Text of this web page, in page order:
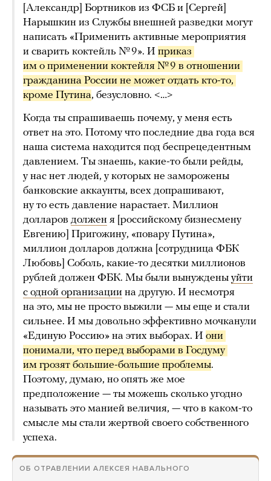
[Александр] Бортников из ФСБ и [Сергей]
Нарышкин из Службы внешней разведки могут
написать «Применить активные мероприятия
и сварить коктейль № 9». И приказ
им о применении коктейля № 9 в отношении
гражданина России не может отдать кто-то,
кроме Путина, безусловно. <…>
Когда ты спрашиваешь почему, у меня есть
ответ на это. Потому что последние два года вся
наша система находится под беспрецедентным
давлением. Ты знаешь, какие-то были рейды,
у нас нет людей, у которых не заморожены
банковские аккаунты, всех допрашивают,
ну то есть давление нарастает. Миллион
долларов должен я [российскому бизнесмену
Евгению] Пригожину, «повару Путина»,
миллион долларов должна [сотрудница ФБК
Любовь] Соболь, какие-то десятки миллионов
рублей должен ФБК. Мы были вынуждены уйти
с одной организации на другую. И несмотря
на это, мы не просто выжили — мы еще и стали
сильнее. И мы довольно эффективно мочканули
«Единую Россию» на этих выборах. И они
понимали, что перед выборами в Госдуму
им грозят большие-большие проблемы.
Поэтому, думаю, но опять же мое
предположение — ты можешь сколько угодно
называть это манией величия, — что в каком-то
смысле мы стали жертвой своего собственного
успеха.
ОБ ОТРАВЛЕНИИ АЛЕКСЕЯ НАВАЛЬНОГО